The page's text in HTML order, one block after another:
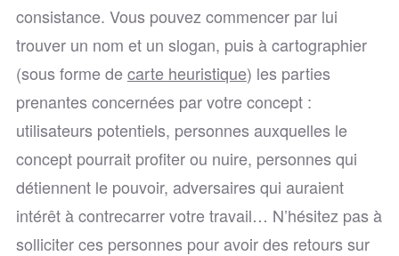
consistance. Vous pouvez commencer par lui
trouver un nom et un slogan, puis à cartographier
(sous forme decarte heuristique) les parties
prenantes concernées par votre concept :
utilisateurs potentiels, personnes auxquelles le
concept pourrait profiter ou nuire, personnes qui
détiennent le pouvoir, adversaires qui auraient
intérêt à contrecarrer votre travail… N’hésitez pas à
solliciter ces personnes pour avoir des retours sur